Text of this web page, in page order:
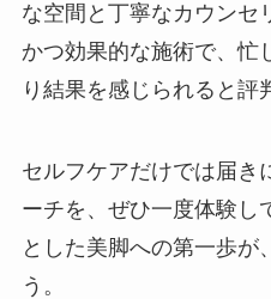
な空間と丁寧なカウンセ
かつ効果的な施術で、忙
り結果を感じられると評
セルフケアだけでは届き
ーチを、ぜひ一度体験し
とした美脚への第一歩が
う。